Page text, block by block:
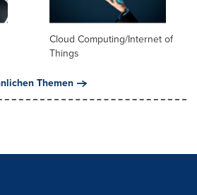
Cloud Computing/Internet of
Things
Themen